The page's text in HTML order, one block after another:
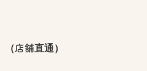
（店舗直通）